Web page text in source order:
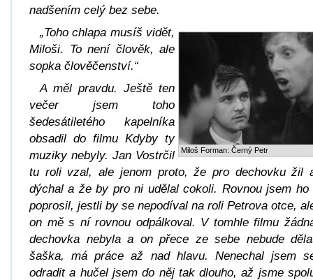
nadšením celý bez sebe.
Miloš Forman: Černý Petr
„Toho chlapa musíš vidět,
Miloši. To není člověk, ale
sopka člověčenství.“
A měl pravdu. Ještě ten
večer jsem toho
šedesátiletého kapelníka
obsadil do filmu Kdyby ty
muziky nebyly. Jan Vostrčil
tu roli vzal, ale jenom proto, že pro dechovku žil
dýchal a že by pro ni udělal cokoli. Rovnou jsem ho
poprosil, jestli by se nepodíval na roli Petrova otce,
on mě s ní rovnou odpálkoval. V tomhle filmu
dechovka nebyla a on přece ze sebe nebude
šaška, má práce až nad hlavu. Nenechal jsem
odradit a hučel jsem do něj tak dlouho, až jsme